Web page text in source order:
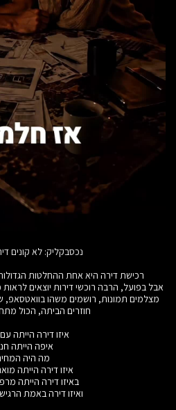
נכסבקליק: לא קונים
רכישת דירה היא אחת ההחלטות
אבל בפועל, הרבה רוכשי דירות יוצאים
מצלמים תמונות, רושמים משהו
חוזרים הביתה, הכול
איזו דירה הייתה
איפה הייתה
מה היה
איזו דירה הייתה
באיזו דירה הייתה
ואיזו דירה באמת